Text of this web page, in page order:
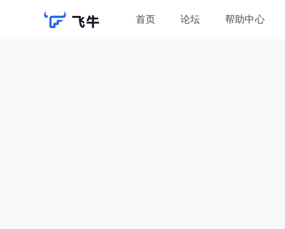
首页 论坛 帮助中心